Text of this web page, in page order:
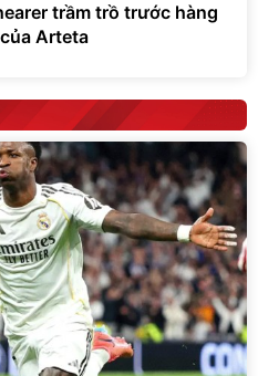
trầm trồ trước hàng
Arteta